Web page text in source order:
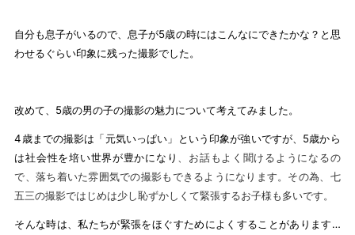
自分も息子がいるので、息子が5歳の時にはこんなにできたかな？と思
わせるぐらい印象に残った撮影でした。
改めて、5歳の男の子の撮影の魅力について考えてみました。
4歳までの撮影は「元気いっぱい」という印象が強いですが、5歳から
は社会性を培い世界が豊かになり
、お話もよく聞けるようになるの
で、落ち着いた雰囲気での撮影もできるようになります。その為、七
五三の撮影ではじめは少し恥ずかしくて緊張するお子様も多いです。
そんな時は、私たちが緊張をほぐすためによくすることがあります…